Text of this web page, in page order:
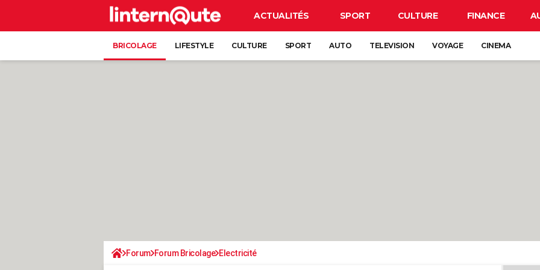
ACTUALITÉS SPORT CULTURE FINANCE
BRICOLAGE LIFESTYLE CULTURE SPORT AUTO TELEVISION VOYAGE CINEMA
Forum Forum Bricolage Electricité